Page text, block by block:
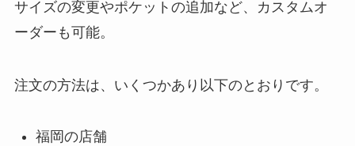
サイズの変更やポケットの追加など、カスタムオ
ーダーも可能。
注文の方法は、いくつかあり以下のとおりです。
福岡の店舗